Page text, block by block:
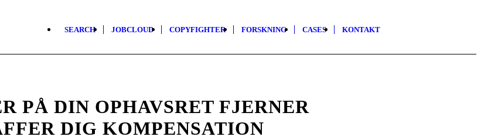
SEARCH JOBCLOUD COPYFIGHTER FORSKNING CASES KONTAKT
PÅ DIN OPHAVSRET FJERNER
DIG KOMPENSATION